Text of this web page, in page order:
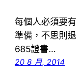
每個人必須要
準備，不思則
685證書…
20 8 月, 2014